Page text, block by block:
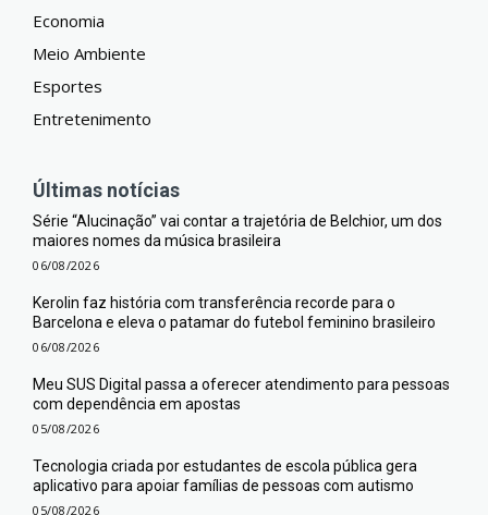
Economia
Meio Ambiente
Esportes
Entretenimento
Últimas notícias
Série “Alucinação” vai contar a trajetória de Belchior, um dos
maiores nomes da música brasileira
06/08/2026
Kerolin faz história com transferência recorde para o
Barcelona e eleva o patamar do futebol feminino brasileiro
06/08/2026
Meu SUS Digital passa a oferecer atendimento para pessoas
com dependência em apostas
05/08/2026
Tecnologia criada por estudantes de escola pública gera
aplicativo para apoiar famílias de pessoas com autismo
05/08/2026